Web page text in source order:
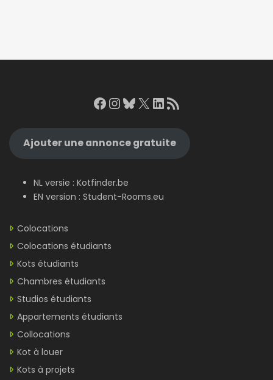
Facebook
Instagram
Bluesky
X LinkedIn
RSS Feed
Ajouter une annonce gratuite
NL versie : Kotfinder.be
EN version : Student-Rooms.eu
Colocations
Colocations étudiants
Kots étudiants
Chambres étudiants
Studios étudiants
Appartements étudiants
Collocations
Kot à louer
Kots à projets